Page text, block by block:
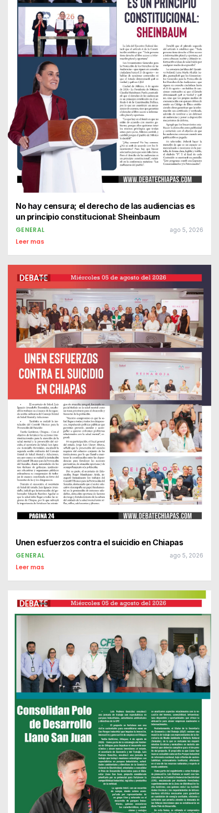
No hay censura; el derecho de las audiencias es
un principio constitucional: Sheinbaum
GENERAL ago 5, 2026
Leer mas
Unen esfuerzos contra el suicidio en Chiapas
GENERAL ago 5, 2026
Leer mas